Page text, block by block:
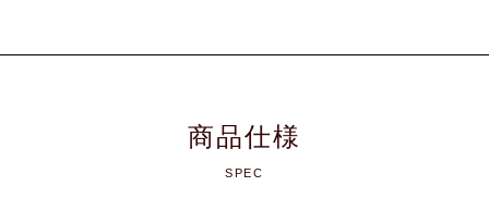
商品仕様
SPEC